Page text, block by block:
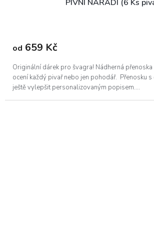
PIVNÍ NÁŘÁDÍ (6 Ks
od 659 Kč
Originální dárek pro švagra! Nádherná přenoska
ocení každý pivař nebo jen pohodář. Přenosku
ještě vylepšit personalizovaným popisem....